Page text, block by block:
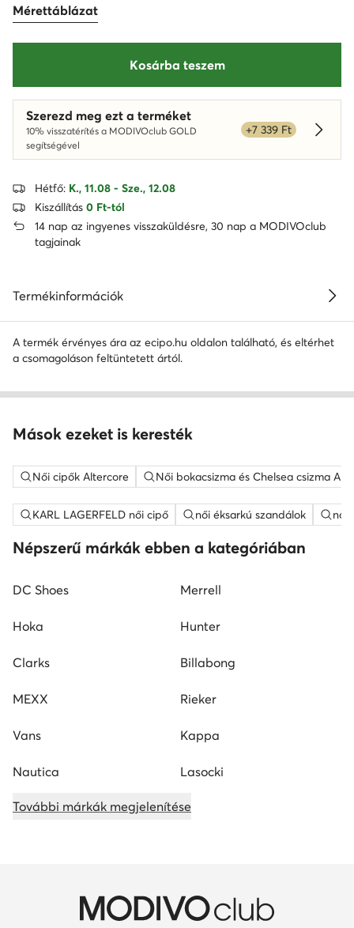
Mérettáblázat
Kosárba teszem
Szerezd meg ezt a terméket
10% visszatérítés a MODIVOclub GOLD
segítségével
+7 339 Ft
Hétfő: K., 11.08 - Sze., 12.08
Kiszállítás 0 Ft-tól
14 nap az ingyenes visszaküldésre, 30 nap a MODIVOclub
tagjainak
Termékinformációk
A termék érvényes ára az ecipo.hu oldalon található, és eltérhet
a csomagoláson feltüntetett ártól.
Mások ezeket is keresték
Női cipők Altercore Női bokacsizma és Chelsea csizma
KARL LAGERFELD női cipő női éksarkú szandálok női
Népszerű márkák ebben a kategóriában
DC Shoes Merrell
Hoka Hunter
Clarks Billabong
MEXX Rieker
Vans Kappa
Nautica Lasocki
További márkák megjelenítése